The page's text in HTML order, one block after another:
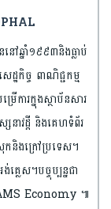
ៅឆ្នាំ១៩៩៣និងធ្លាប់
ឋកិច្ច ពាណិជ្ជកម្ម
ការក្នុងស្ថាប័នសារ
នាវដ្តី និងគេហទំព័រ
កនិងក្រៅប្រទេស។
លេស។បច្ចុប្បន្នជា
AMS Economy ៕